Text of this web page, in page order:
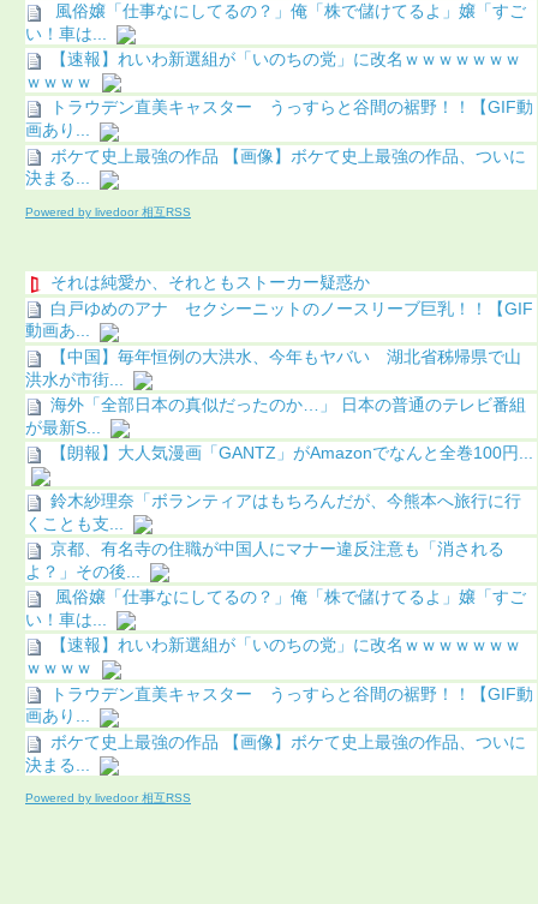
風俗嬢「仕事なにしてるの？」俺「株で儲けてるよ」嬢「すご
い！車は...
【速報】れいわ新選組が「いのちの党」に改名ｗｗｗｗｗｗｗ
ｗｗｗｗ
トラウデン直美キャスター うっすらと谷間の裾野！！【GIF動
画あり...
ボケて史上最強の作品 【画像】ボケて史上最強の作品、ついに
決まる...
Powered by livedoor 相互RSS
それは純愛か、それともストーカー疑惑か
白戸ゆめのアナ セクシーニットのノースリーブ巨乳！！【GIF
動画あ...
【中国】毎年恒例の大洪水、今年もヤバい 湖北省秭帰県で山
洪水が市街...
海外「全部日本の真似だったのか…」 日本の普通のテレビ番組
が最新S...
【朗報】大人気漫画「GANTZ」がAmazonでなんと全巻100円...
鈴木紗理奈「ボランティアはもちろんだが、今熊本へ旅行に行
くことも支...
京都、有名寺の住職が中国人にマナー違反注意も「消される
よ？」その後...
風俗嬢「仕事なにしてるの？」俺「株で儲けてるよ」嬢「すご
い！車は...
【速報】れいわ新選組が「いのちの党」に改名ｗｗｗｗｗｗｗ
ｗｗｗｗ
トラウデン直美キャスター うっすらと谷間の裾野！！【GIF動
画あり...
ボケて史上最強の作品 【画像】ボケて史上最強の作品、ついに
決まる...
Powered by livedoor 相互RSS